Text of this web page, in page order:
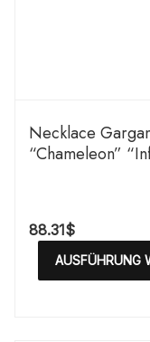
Necklace
“Chameleon”
88.31$
AUSFÜHRUNG